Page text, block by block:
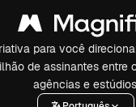
para você
de assinantes entre
agências e